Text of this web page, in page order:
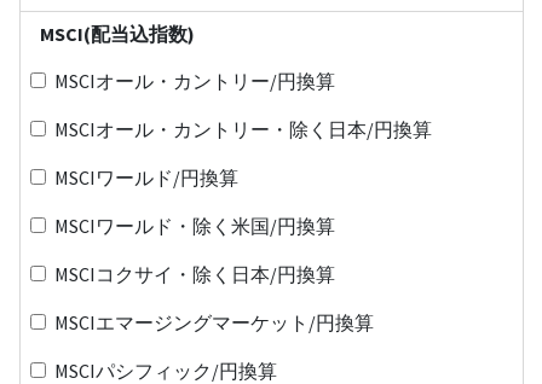
MSCI(配当込指数)
MSCIオール・カントリー/円換算
MSCIオール・カントリー・除く日本/円換算
MSCIワールド/円換算
MSCIワールド・除く米国/円換算
MSCIコクサイ・除く日本/円換算
MSCIエマージングマーケット/円換算
MSCIパシフィック/円換算